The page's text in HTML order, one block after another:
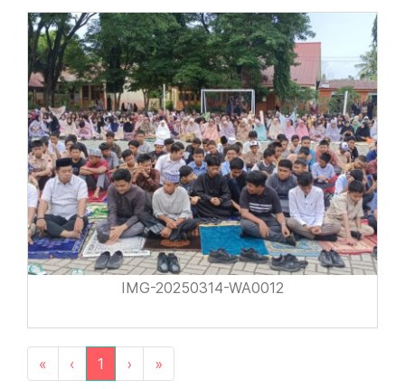
IMG-20250314-WA0012
« ‹ 1 › »